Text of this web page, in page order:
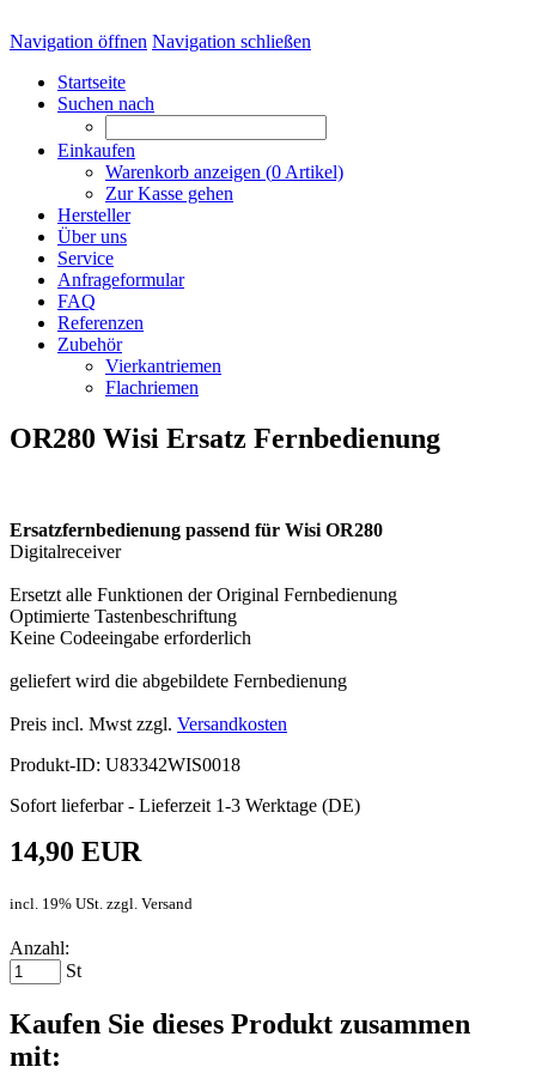
Navigation öffnen Navigation schließen
Startseite
Suchen nach
Einkaufen
Warenkorb anzeigen (0 Artikel)
Zur Kasse gehen
Hersteller
Über uns
Service
Anfrageformular
FAQ
Referenzen
Zubehör
Vierkantriemen
Flachriemen
OR280 Wisi Ersatz Fernbedienung
Ersatzfernbedienung passend für Wisi OR280
Digitalreceiver
Ersetzt alle Funktionen der Original Fernbedienung
Optimierte Tastenbeschriftung
Keine Codeeingabe erforderlich
geliefert wird die abgebildete Fernbedienung
Preis incl. Mwst zzgl. Versandkosten
Produkt-ID: U83342WIS0018
Sofort lieferbar - Lieferzeit 1-3 Werktage (DE)
14,90 EUR
incl. 19% USt. zzgl. Versand
Anzahl:
St
Kaufen Sie dieses Produkt zusammen
mit: